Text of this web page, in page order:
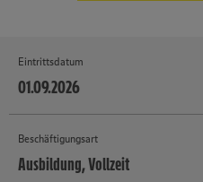
Eintrittsdatum
01.09.2026
Beschäftigungsart
Ausbildung, Vollzeit